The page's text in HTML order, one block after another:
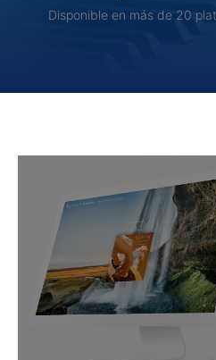
Disponible en más de 20